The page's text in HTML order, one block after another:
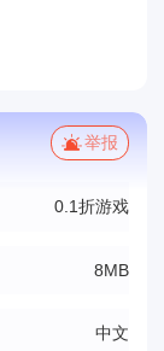
举报
0.1折游戏
8MB
中文